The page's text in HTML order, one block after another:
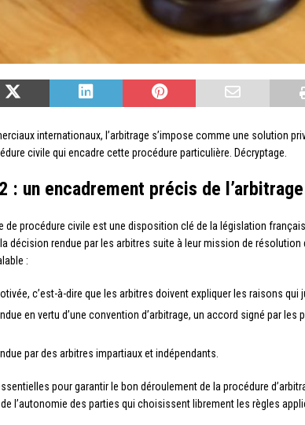
internationaux, l’arbitrage s’impose comme une solution
civile qui encadre cette procédure particulière. Décryptage.
: un encadrement précis de l’arbitrage
de procédure civile est une disposition clé de la législation
décision rendue par les arbitres suite à leur mission de
:
c’est-à-dire que les arbitres doivent expliquer les raisons qui
en vertu d’une convention d’arbitrage, un accord signé par
par des arbitres impartiaux et indépendants.
pour garantir le bon déroulement de la procédure
l’autonomie des parties qui choisissent librement les règles